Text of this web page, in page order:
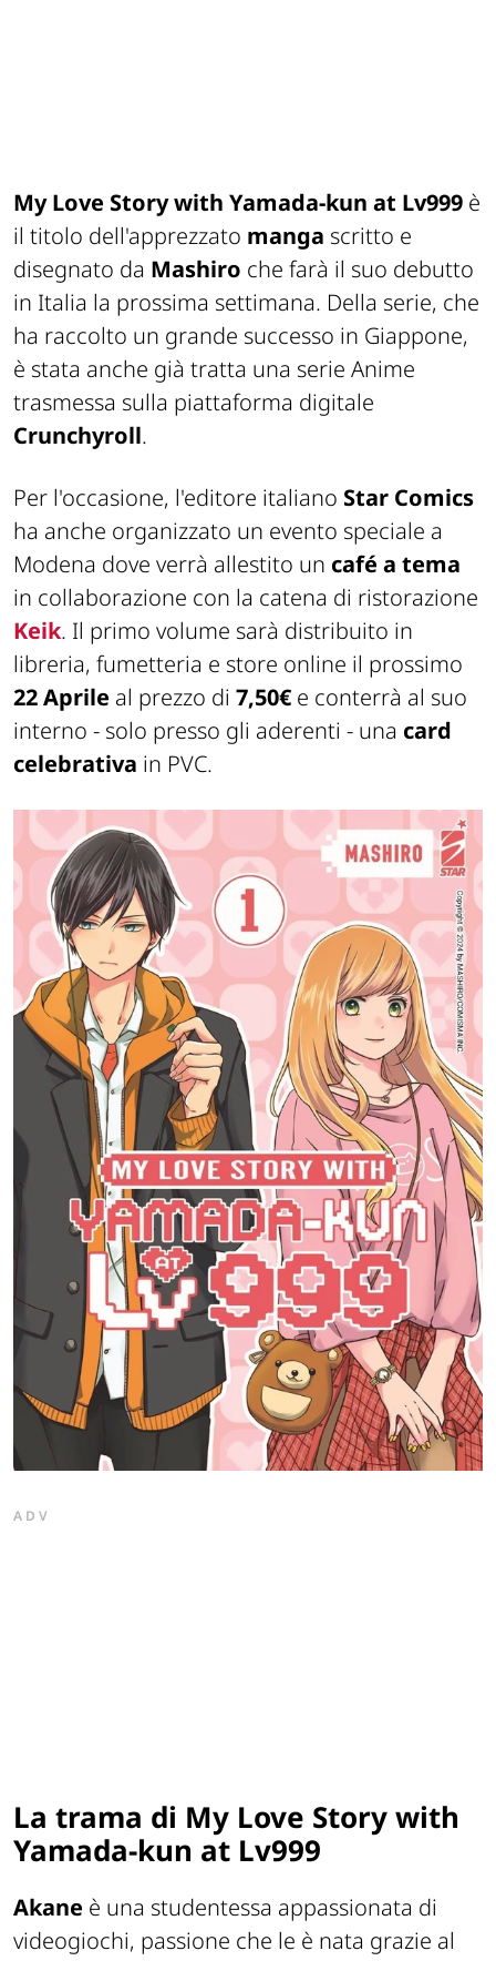
My Love Story with Yamada-kun at Lv999 è
il titolo dell'apprezzato manga scritto e
disegnato da Mashiro che farà il suo debutto
in Italia la prossima settimana. Della serie, che
ha raccolto un grande successo in Giappone,
è stata anche già tratta una serie Anime
trasmessa sulla piattaforma digitale
Crunchyroll.
Per l'occasione, l'editore italiano Star Comics
ha anche organizzato un evento speciale a
Modena dove verrà allestito un café a tema
in collaborazione con la catena di ristorazione
Keik. Il primo volume sarà distribuito in
libreria, fumetteria e store online il prossimo
22 Aprile al prezzo di 7,50€e conterrà al suo
interno - solo presso gli aderenti - una card
celebrativa in PVC.
ADV
La trama di My Love Story with
Yamada-kun at Lv999
Akane è una studentessa appassionata di
videogiochi, passione che le è nata grazie al